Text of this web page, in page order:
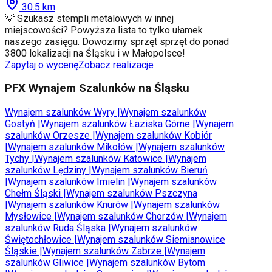
30.5 km
💡 Szukasz stempli metalowych w innej
miejscowości? Powyższa lista to tylko ułamek
naszego zasięgu. Dowozimy sprzęt sprzęt do ponad
3800 lokalizacji na Śląsku i w Małopolsce!
Zapytaj o wycenęZobacz realizacje
PFX Wynajem Szalunków na Śląsku
Wynajem szalunków Wyry Wynajem szalunków
Gostyń Wynajem szalunków Łaziska Górne Wynajem
szalunków Orzesze Wynajem szalunków Kobiór
Wynajem szalunków Mikołów Wynajem szalunków
Tychy Wynajem szalunków Katowice Wynajem
szalunków Lędziny Wynajem szalunków Bieruń
Wynajem szalunków Imielin Wynajem szalunków
Chełm Śląski Wynajem szalunków Pszczyna
Wynajem szalunków Knurów Wynajem szalunków
Mysłowice Wynajem szalunków Chorzów Wynajem
szalunków Ruda Śląska Wynajem szalunków
Świętochłowice Wynajem szalunków Siemianowice
Śląskie Wynajem szalunków Zabrze Wynajem
szalunków Gliwice Wynajem szalunków Bytom